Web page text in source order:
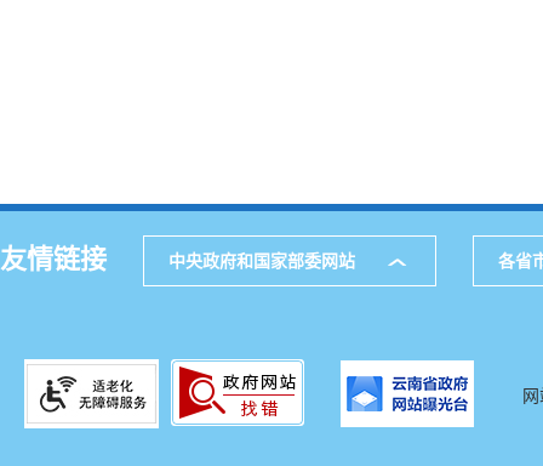
友情链接 中央政府和国家部委网站 各省